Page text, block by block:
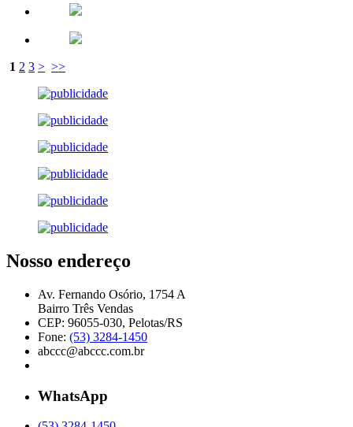
1 2 3 > >>
Nosso endereço
Av. Fernando Osório, 1754 A
Bairro Três Vendas
CEP: 96055-030, Pelotas/RS
Fone: (53) 3284-1450
abccc@abccc.com.br
WhatsApp